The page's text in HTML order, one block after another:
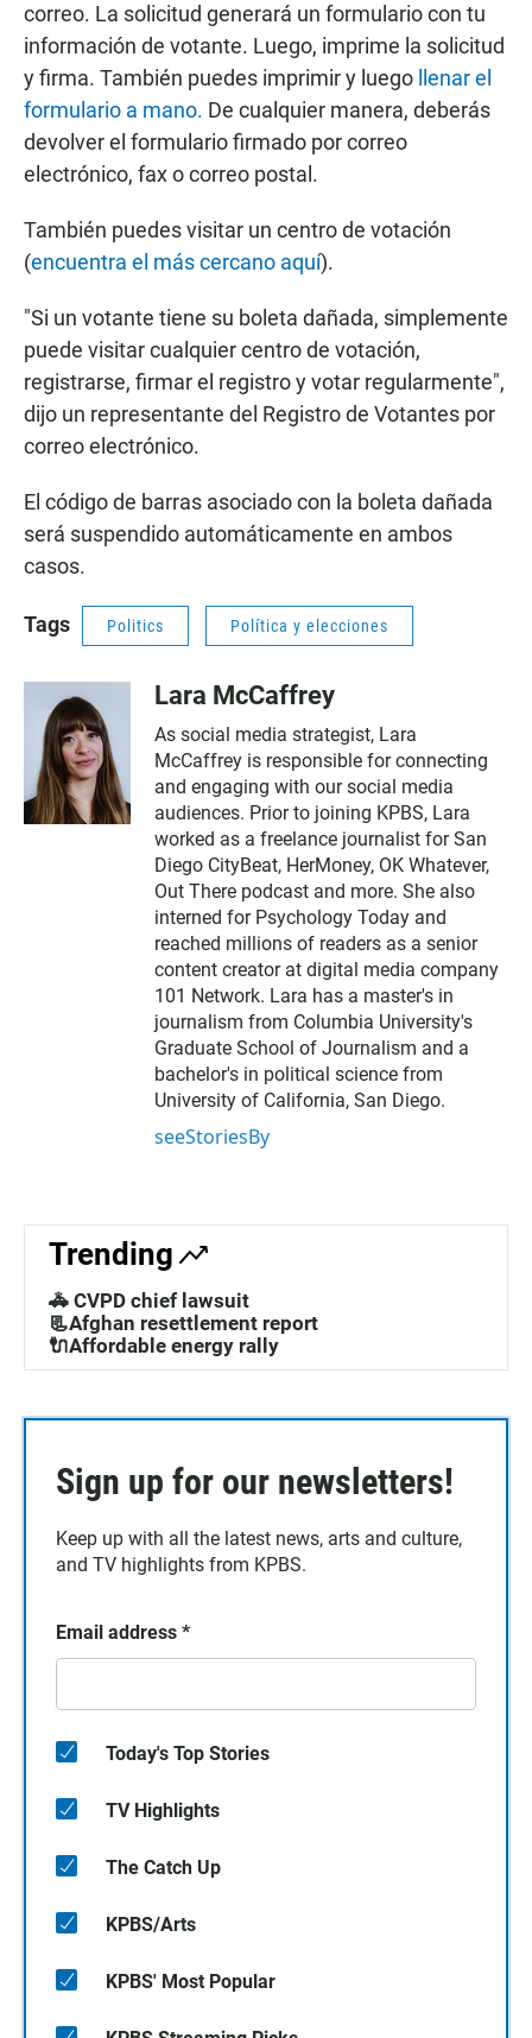
correo. La solicitud generará un formulario con tu
información de votante. Luego, imprime la solicitud
y firma. También puedes imprimir y luego llenar el
formulario a mano. De cualquier manera, deberás
devolver el formulario firmado por correo
electrónico, fax o correo postal.
También puedes visitar un centro de votación
(encuentra el más cercano aquí).
"Si un votante tiene su boleta dañada, simplemente
puede visitar cualquier centro de votación,
registrarse, firmar el registro y votar regularmente",
dijo un representante del Registro de Votantes por
correo electrónico.
El código de barras asociado con la boleta dañada
será suspendido automáticamente en ambos
casos.
Tags Politics Política y elecciones
Lara McCaffrey
As social media strategist, Lara
McCaffrey is responsible for connecting
and engaging with our social media
audiences. Prior to joining KPBS, Lara
worked as a freelance journalist for San
Diego CityBeat, HerMoney, OK Whatever,
Out There podcast and more. She also
interned for Psychology Today and
reached millions of readers as a senior
content creator at digital media company
101 Network. Lara has a master's in
journalism from Columbia University's
Graduate School of Journalism and a
bachelor's in political science from
University of California, San Diego.
seeStoriesBy
Trending
🚓 CVPD chief lawsuit
📃Afghan resettlement report
🔌Affordable energy rally
Sign up for our newsletters!
Keep up with all the latest news, arts and culture,
and TV highlights from KPBS.
Email address *
Today's Top Stories
TV Highlights
The Catch Up
KPBS/Arts
KPBS' Most Popular